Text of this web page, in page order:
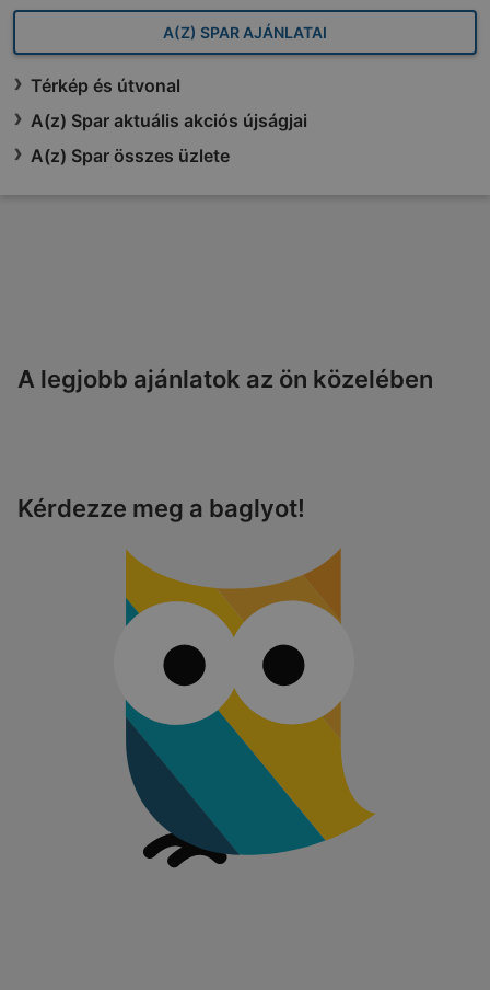
A(Z) SPAR AJÁNLATAI
Térkép és útvonal
A(z) Spar aktuális akciós újságjai
A(z) Spar összes üzlete
A legjobb ajánlatok az ön közelében
Kérdezze meg a baglyot!